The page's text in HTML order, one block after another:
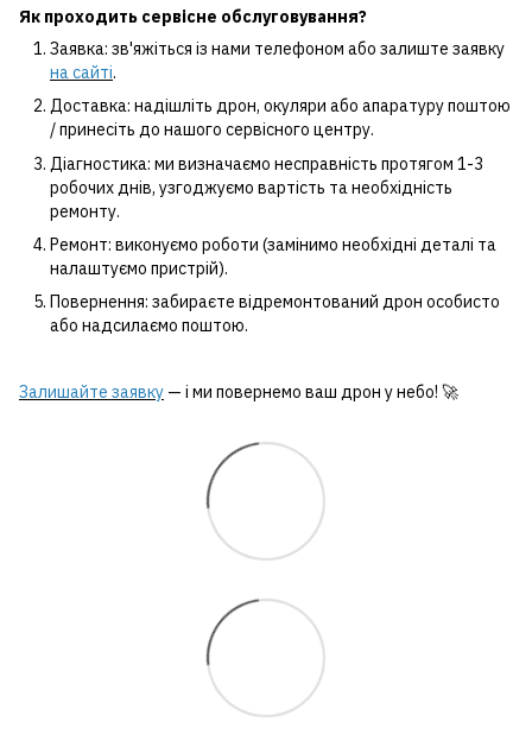
Як проходить сервісне обслуговування?
Заявка: зв'яжіться із нами телефоном або залиште заявку
на сайті.
Доставка: надішліть дрон, окуляри або апаратуру поштою
/ принесіть до нашого сервісного центру.
Діагностика: ми визначаємо несправність протягом 1-3
робочих днів, узгоджуємо вартість та необхідність
ремонту.
Ремонт: виконуємо роботи (замінимо необхідні деталі та
налаштуємо пристрій).
Повернення: забираєте відремонтований дрон особисто
або надсилаємо поштою.
Залишайте заявку — і ми повернемо ваш дрон у небо! 🚀